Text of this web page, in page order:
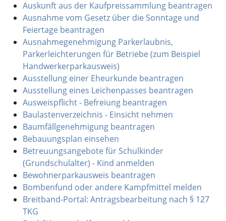
Auskunft aus der Kaufpreissammlung beantragen
Ausnahme vom Gesetz über die Sonntage und
Feiertage beantragen
Ausnahmegenehmigung Parkerlaubnis,
Parkerleichterungen für Betriebe (zum Beispiel
Handwerkerparkausweis)
Ausstellung einer Eheurkunde beantragen
Ausstellung eines Leichenpasses beantragen
Ausweispflicht - Befreiung beantragen
Baulastenverzeichnis - Einsicht nehmen
Baumfällgenehmigung beantragen
Bebauungsplan einsehen
Betreuungsangebote für Schulkinder
(Grundschulalter) - Kind anmelden
Bewohnerparkausweis beantragen
Bombenfund oder andere Kampfmittel melden
Breitband-Portal: Antragsbearbeitung nach § 127
TKG